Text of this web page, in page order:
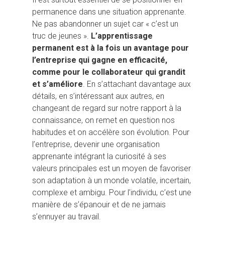
permanence dans une situation apprenante.
Ne pas abandonner un sujet car « c’est un
truc de jeunes ». L’apprentissage
permanent est à la fois un avantage pour
l’entreprise qui gagne en efficacité,
comme pour le collaborateur qui grandit
et s’améliore. En s’attachant davantage aux
détails, en s’intéressant aux autres, en
changeant de regard sur notre rapport à la
connaissance, on remet en question nos
habitudes et on accélère son évolution. Pour
l’entreprise, devenir une organisation
apprenante intégrant la curiosité à ses
valeurs principales est un moyen de favoriser
son adaptation à un monde volatile, incertain,
complexe et ambigu. Pour l’individu, c’est une
manière de s’épanouir et de ne jamais
s’ennuyer au travail.